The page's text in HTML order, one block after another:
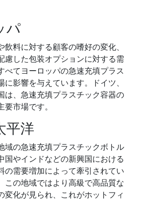
パ
飲料に対する顧客の嗜好の変化、
慮した包装オプションに対する需
べてヨーロッパの急速充填プラス
に影響を与えています。ドイツ、
は、急速充填プラスチック容器の
要市場です。
平洋
域の急速充填プラスチックボトル
国やインドなどの新興国における
の需要増加によって牽引されてい
この地域ではより高級で高品質な
変化が見られ、これがホットフィ